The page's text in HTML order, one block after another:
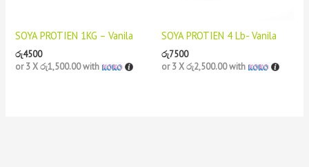
SOYA PROTIEN 1KG – Vanila
රු4500
or 3 Xරු1,500.00with
SOYA PROTIEN 4 Lb- Vanila
රු7500
or 3 Xරු2,500.00with